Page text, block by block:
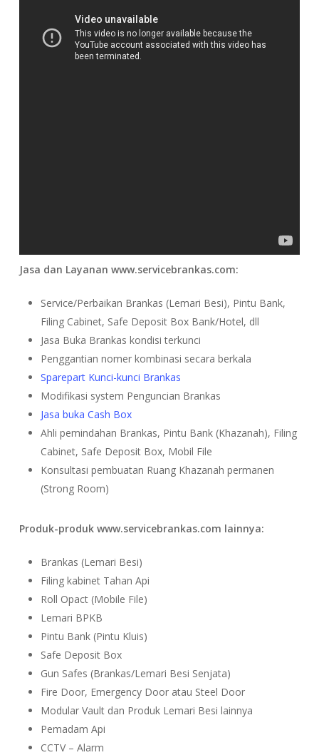
Jasa dan Layanan www.servicebrankas.com:
Service/Perbaikan Brankas (Lemari Besi), Pintu Bank,
Filing Cabinet, Safe Deposit Box Bank/Hotel, dll
Jasa Buka Brankas kondisi terkunci
Penggantian nomer kombinasi secara berkala
Sparepart Kunci-kunci Brankas
Modifikasi system Penguncian Brankas
Jasa buka Cash Box
Ahli pemindahan Brankas, Pintu Bank (Khazanah), Filing
Cabinet, Safe Deposit Box, Mobil File
Konsultasi pembuatan Ruang Khazanah permanen
(Strong Room)
Produk-produk www.servicebrankas.com lainnya:
Brankas (Lemari Besi)
Filing kabinet Tahan Api
Roll Opact (Mobile File)
Lemari BPKB
Pintu Bank (Pintu Kluis)
Safe Deposit Box
Gun Safes (Brankas/Lemari Besi Senjata)
Fire Door, Emergency Door atau Steel Door
Modular Vault dan Produk Lemari Besi lainnya
Pemadam Api
CCTV – Alarm